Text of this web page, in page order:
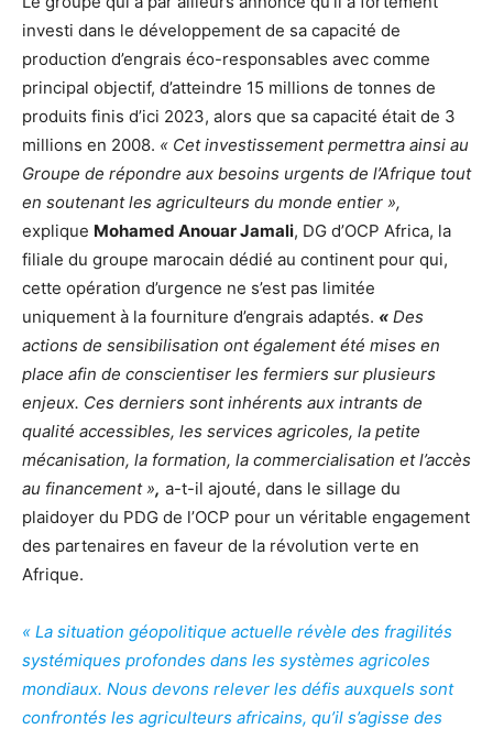
investi dans le développement de sa capacité de
production d’engrais éco-responsables avec comme
principal objectif, d’atteindre 15 millions de tonnes de
produits finis d’ici 2023, alors que sa capacité était de 3
millions en 2008. « Cet investissement permettra ainsi au
Groupe de répondre aux besoins urgents de l’Afrique tout
en soutenant les agriculteurs du monde entier »,
explique Mohamed Anouar Jamali, DG d’OCP Africa, la
filiale du groupe marocain dédié au continent pour qui,
cette opération d’urgence ne s’est pas limitée
uniquement à la fourniture d’engrais adaptés. « Des
actions de sensibilisation ont également été mises en
place afin de conscientiser les fermiers sur plusieurs
enjeux. Ces derniers sont inhérents aux intrants de
qualité accessibles, les services agricoles, la petite
mécanisation, la formation, la commercialisation et l’accès
au financement », a-t-il ajouté, dans le sillage du
plaidoyer du PDG de l’OCP pour un véritable engagement
des partenaires en faveur de la révolution verte en
Afrique.
« La situation géopolitique actuelle révèle des fragilités
systémiques profondes dans les systèmes agricoles
mondiaux. Nous devons relever les défis auxquels sont
confrontés les agriculteurs africains, qu’il s’agisse des